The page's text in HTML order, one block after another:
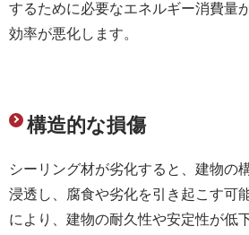
するために必要なエネルギー消費量
効率が悪化します。
構造的な損傷
シーリング材が劣化すると、建物の
浸透し、腐食や劣化を引き起こす可
により、建物の耐久性や安定性が低